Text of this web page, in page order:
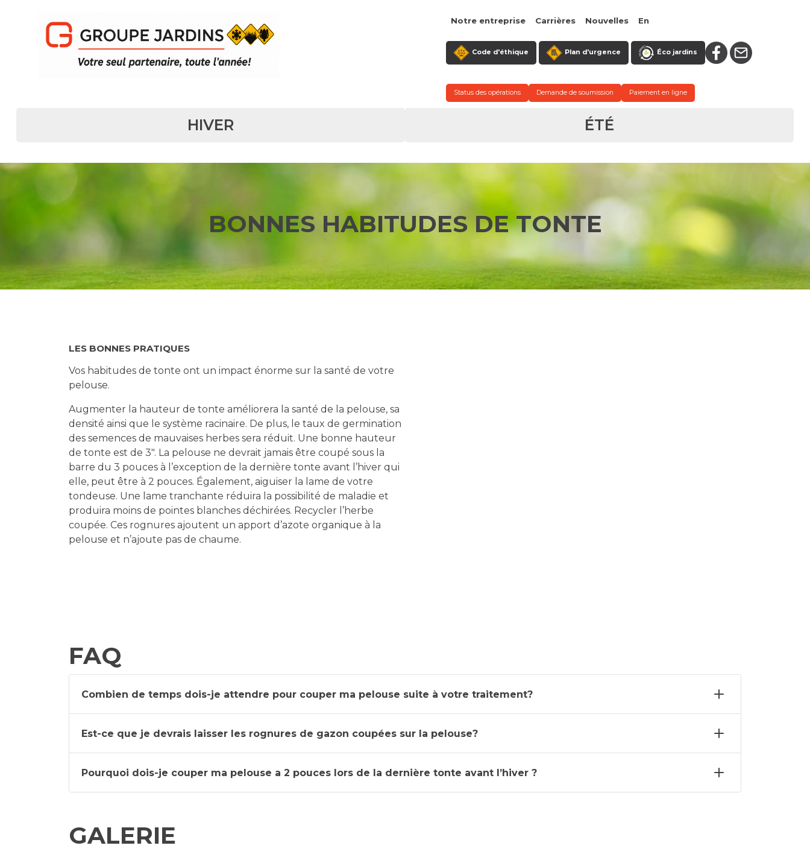
Notre entreprise Carrières Nouvelles En
Code d'éthique Plan d'urgence Éco jardins
Status des opérations Demande de soumission Paiement en ligne
HIVER ÉTÉ
BONNES HABITUDES DE TONTE
LES BONNES PRATIQUES
Vos habitudes de tonte ont un impact énorme sur la santé de votre
pelouse.
Augmenter la hauteur de tonte améliorera la santé de la pelouse, sa
densité ainsi que le système racinaire. De plus, le taux de germination
des semences de mauvaises herbes sera réduit. Une bonne hauteur
de tonte est de 3″. La pelouse ne devrait jamais être coupé sous la
barre du 3 pouces à l’exception de la dernière tonte avant l’hiver qui
elle, peut être à 2 pouces. Également, aiguiser la lame de votre
tondeuse. Une lame tranchante réduira la possibilité de maladie et
produira moins de pointes blanches déchirées. Recycler l’herbe
coupée. Ces rognures ajoutent un apport d’azote organique à la
pelouse et n’ajoute pas de chaume.
FAQ
Combien de temps dois-je attendre pour couper ma pelouse suite à votre traitement?
Est-ce que je devrais laisser les rognures de gazon coupées sur la pelouse?
Pourquoi dois-je couper ma pelouse a 2 pouces lors de la dernière tonte avant l’hiver ?
GALERIE